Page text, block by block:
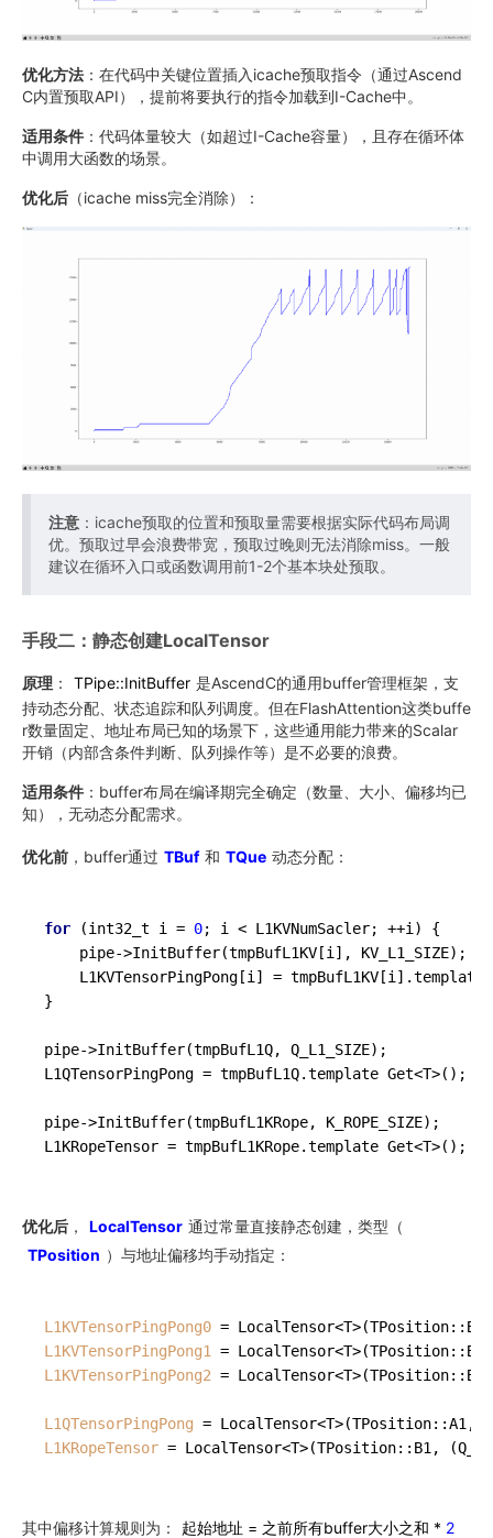
优化方法 ：在代码中关键位置插入icache预取指令（通过Ascend
C内置预取API），提前将要执行的指令加载到I-Cache中。
适用条件 ：代码体量较大（如超过I-Cache容量），且存在循环体
中调用大函数的场景。
优化后 （icache miss完全消除）：
注意 ：icache预取的位置和预取量需要根据实际代码布局调
优。预取过早会浪费带宽，预取过晚则无法消除miss。一般
建议在循环入口或函数调用前1-2个基本块处预取。
手段二：静态创建LocalTensor
原理 ： TPipe::InitBuffer 是AscendC的通用buffer管理框架，支
持动态分配、状态追踪和队列调度。但在FlashAttention这类buffe
r数量固定、地址布局已知的场景下，这些通用能力带来的Scalar
开销（内部含条件判断、队列操作等）是不必要的浪费。
适用条件 ：buffer布局在编译期完全确定（数量、大小、偏移均已
知），无动态分配需求。
优化前 ，buffer通过 TBuf 和 TQue 动态分配：
for (int32_t i = 0; i < L1KVNumSacler; ++i) {
    pipe->InitBuffer(tmpBufL1KV[i], KV_L1_SIZE);
    L1KVTensorPingPong[i] = tmpBufL1KV[i].
template
}
pipe->InitBuffer(tmpBufL1Q, Q_L1_SIZE);
L1QTensorPingPong = tmpBufL1Q.template Get<T>() ;
pipe->InitBuffer(tmpBufL1KRope, K_ROPE_SIZE);
L1KRopeTensor = tmpBufL1KRope.template Get<T>()
优化后 ， LocalTensor 通过常量直接静态创建，类型（
TPosition ）与地址偏移均手动指定：
L1KVTensorPingPong0 =
L1KVTensorPingPong1
=
L1KVTensorPingPong2 =
L1QTensorPingPong = LocalTensor<T>(TPosition::A1,
L1KRopeTensor = LocalTensor<T>(TPosition::B1,
其中偏移计算规则为： 起始地址 = 之前所有buffer大小之和 * 2